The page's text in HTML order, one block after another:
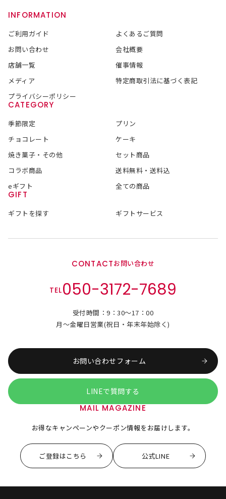
INFORMATION
ご利用ガイド
よくあるご質問
お問い合わせ
会社概要
店舗一覧
催事情報
メディア
特定商取引法に基づく表記
プライバシーポリシー
CATEGORY
季節限定
プリン
チョコレート
ケーキ
焼き菓子・その他
セット商品
コラボ商品
送料無料・送料込
eギフト
全ての商品
GIFT
ギフトを探す ギフトサービス
CONTACTお問い合わせ
TEL050-3172-7689
受付時間：9：30～17：00
月～金曜日営業(祝日・年末年始除く)
お問い合わせフォーム
LINEで質問する
MAIL MAGAZINE
お得なキャンペーンやクーポン情報をお届けします。
ご登録はこちら 公式LINE